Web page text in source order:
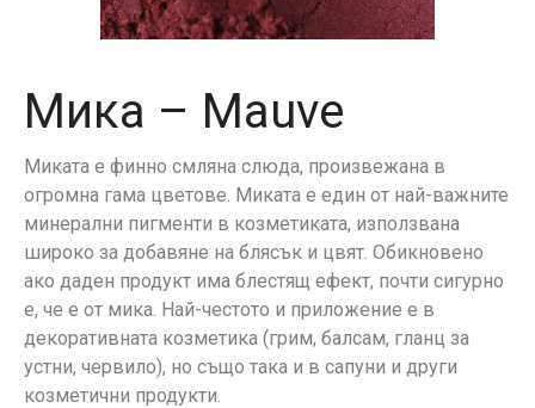
Мика – Mauve
Миката е финно смляна слюда, произвежана в
огромна гама цветове. Миката е един от най-важните
минерални пигменти в козметиката, използвана
широко за добавяне на блясък и цвят. Обикновено
ако даден продукт има блестящ ефект, почти сигурно
е, че е от мика. Най-честото и приложение е в
декоративната козметика (грим, балсам, гланц за
устни, червило), но също така и в сапуни и други
козметични продукти.